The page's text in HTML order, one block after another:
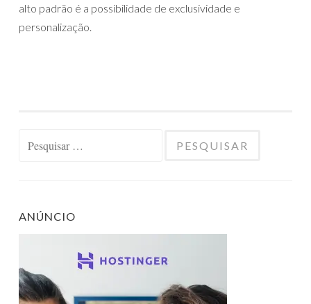
alto padrão é a possibilidade de exclusividade e
personalização.
ANÚNCIO